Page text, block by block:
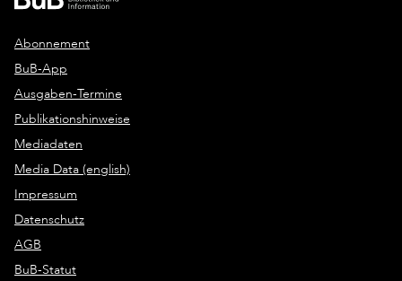
Abonnement
BuB-App
Ausgaben-Termine
Publikationshinweise
Mediadaten
Media Data (english)
Impressum
Datenschutz
AGB
BuB-Statut